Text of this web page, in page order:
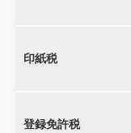
印紙税
登録免許税